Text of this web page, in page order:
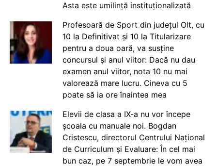
Asta este umilință instituționalizată
Profesoară de Sport din județul Olt, cu
10 la Definitivat și 10 la Titularizare
pentru a doua oară, va susține
concursul și anul viitor: Dacă nu dau
examen anul viitor, nota 10 nu mai
valorează mare lucru. Cineva cu 5
poate să ia ore înaintea mea
Elevii de clasa a IX-a nu vor începe
școala cu manuale noi. Bogdan
Cristescu, directorul Centrului Național
de Curriculum și Evaluare: În cel mai
bun caz, pe 7 septembrie le vom avea